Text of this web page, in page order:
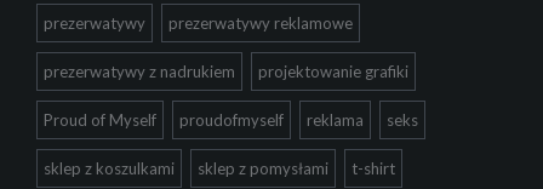
prezerwatywy prezerwatywy reklamowe
prezerwatywy z nadrukiem projektowanie grafiki
Proud of Myself proudofmyself reklama seks
sklep z koszulkami sklep z pomysłami t-shirt